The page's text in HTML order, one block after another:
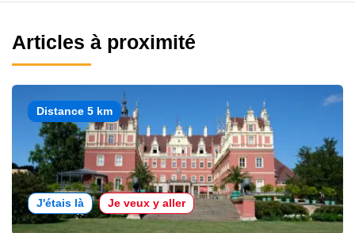
Articles à proximité
Distance 5 km
J'étais là Je veux y aller